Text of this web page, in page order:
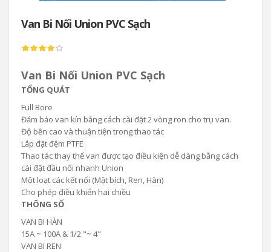
Van Bi Nối Union PVC Sạch
Van Bi Nối Union PVC Sạch
TỔNG QUÁT
Full Bore
Đảm bảo van kín bằng cách cài đặt 2 vòng ron cho trụ van.
Độ bền cao và thuận tiện trong thao tác
Lắp đặt đệm PTFE
Thao tác thay thế van được tạo điều kiện dễ dàng bằng cách
cài đặt đầu nối nhanh Union
Một loạt các kết nối (Mặt bích, Ren, Hàn)
Cho phép điều khiển hai chiều
THÔNG SỐ
VAN BI HÀN
15A ~ 100A & 1/2 "~ 4"
VAN BI REN